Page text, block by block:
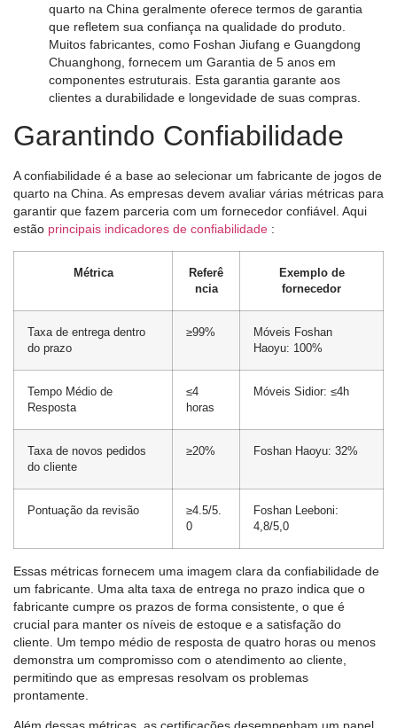
quarto na China geralmente oferece termos de garantia
que refletem sua confiança na qualidade do produto.
Muitos fabricantes, como Foshan Jiufang e Guangdong
Chuanghong, fornecem um Garantia de 5 anos em
componentes estruturais. Esta garantia garante aos
clientes a durabilidade e longevidade de suas compras.
Garantindo Confiabilidade
A confiabilidade é a base ao selecionar um fabricante de jogos de
quarto na China. As empresas devem avaliar várias métricas para
garantir que fazem parceria com um fornecedor confiável. Aqui
estão principais indicadores de confiabilidade :
Métrica
Referê
ncia
Exemplo de
fornecedor
Taxa de entrega dentro
do prazo
≥99%
Móveis Foshan
Haoyu: 100%
Tempo Médio de
Resposta
≤4
horas
Móveis Sidior: ≤4h
Taxa de novos pedidos
do cliente
≥20% Foshan Haoyu: 32%
Pontuação da revisão
≥4.5/5.
0
Foshan Leeboni:
4,8/5,0
Essas métricas fornecem uma imagem clara da confiabilidade de
um fabricante. Uma alta taxa de entrega no prazo indica que o
fabricante cumpre os prazos de forma consistente, o que é
crucial para manter os níveis de estoque e a satisfação do
cliente. Um tempo médio de resposta de quatro horas ou menos
demonstra um compromisso com o atendimento ao cliente,
permitindo que as empresas resolvam os problemas
prontamente.